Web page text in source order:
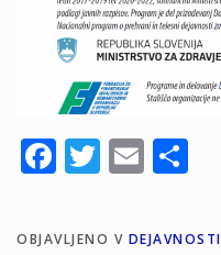
Facebook
Twitter
Email
OBJAVLJENO V DEJAVNOSTI